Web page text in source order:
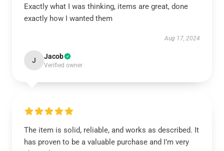
Exactly what I was thinking, items are great, done
exactly how I wanted them
Aug 17, 2024
J Jacob
Verified owner
The item is solid, reliable, and works as described. It
has proven to be a valuable purchase and I’m very